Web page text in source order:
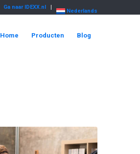
Ga naar IDEXX.nl
Nederlands
Home Producten Blog